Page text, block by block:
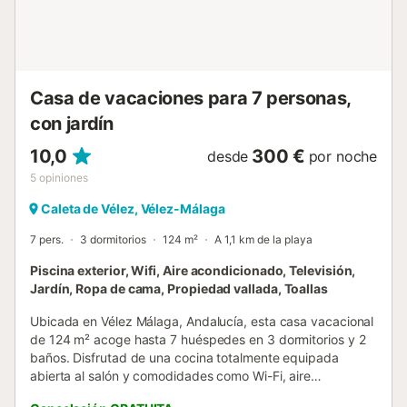
Casa de vacaciones para 7 personas,
con jardín
10,0
5 opiniones
desde 300 € por noche
Caleta de Vélez, Vélez-Málaga
7 pers. 3 dormitorios 124 m² A 1,1 km de la playa
Piscina exterior, Wifi, Aire acondicionado, Televisión,
Jardín, Ropa de cama, Propiedad vallada, Toallas
Ubicada en Vélez Málaga, Andalucía, esta casa vacacional
de 124 m² acoge hasta 7 huéspedes en 3 dormitorios y 2
baños. Disfrutad de una cocina totalmente equipada
abierta al salón y comodidades como Wi-Fi, aire